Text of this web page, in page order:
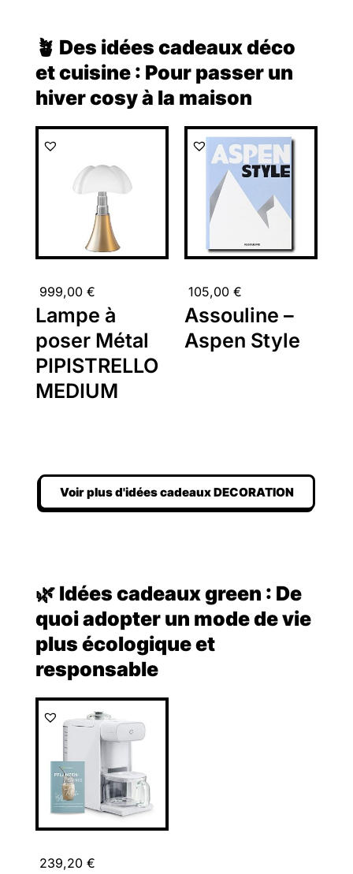
🪴 Des idées cadeaux déco
et cuisine : Pour passer un
hiver cosy à la maison
999,00 €
Lampe à
poser Métal
PIPISTRELLO
MEDIUM
105,00 €
Assouline –
Aspen Style
Voir plus d'idées cadeaux DECORATION
🌿 Idées cadeaux green : De
quoi adopter un mode de vie
plus écologique et
responsable
239,20 €